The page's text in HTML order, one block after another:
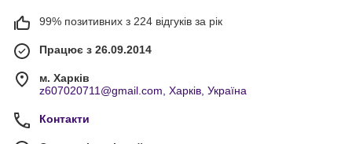
99% позитивних з 224 відгуків за рік
Працює з 26.09.2014
м. Харків
z607020711@gmail.com, Харків, Україна
Контакти